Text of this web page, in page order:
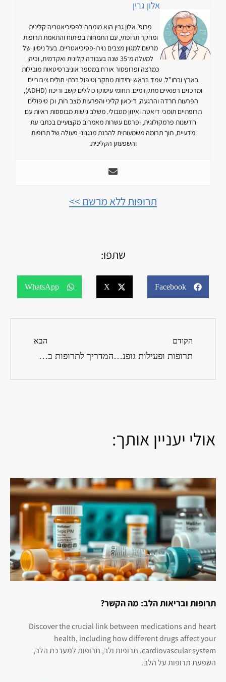
אלון גרין
פרופ’ אלון גרין הוא מומחה לפסיכיאטריה קלינית
ומחקר תרופתי, עם התמחות בפיתוח והתאמת תרופות
מרשם למגוון מצבים נוירו-פסיכיאטריים. בעל ניסיון של
למעלה מ־35 שנה בעבודה קלינית ואקדמית, וכיהן
כמרצה ופרופסור אורח במספר אוניברסיטאות מובילות
בארץ ובחו”ל. עמד בראש יחידות מחקר וטיפול בבתי חולים ציבוריים
ומרכזים רפואיים מתקדמים. תחומי עיסוקו כוללים קשב וריכוז (ADHD),
הפרעות חרדה והרגעה, דיכאון קליני והפרעות מצב רוח, וכן טיפולים
תרופתיים תומכי דיאטה ואיזון מטבולי. משלב גישות מבוססות ראיות עם
חדשנות פרמקולוגית, ופרסם עשרות מאמרים מקצועיים בכתבי עת
מדעיים, תוך תרומה משמעותית להבנת מנגנוני פעולה של תרופות
והשפעתן הקלינית.
תרופות ללא מרשם >>
שתפו:
Facebook
X
WhatsApp
הקודם
תרופות ופעילות גופנית: איך משיגים הרמוניה?
הבא
המדריך לתרופות בשעת חירום: מה צריך להכין?
אולי יעניין אותך:
תרופות ובריאות הלב: מה הקשר?
Discover the crucial link between medications and heart
health, including how different drugs affect your
cardiovascular system. תרופות ולב, תרופות למערכת הלב,
השפעת תרופות על הלב.